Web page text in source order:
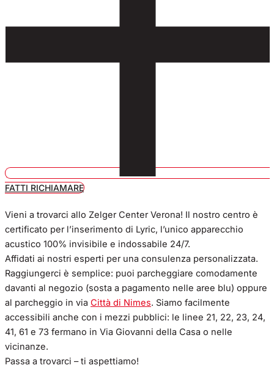
FATTI RICHIAMARE
Vieni a trovarci allo Zelger Center Verona! Il nostro centro è
certificato per l’inserimento di Lyric, l’unico apparecchio
acustico 100% invisibile e indossabile 24/7.
Affidati ai nostri esperti per una consulenza personalizzata.
Raggiungerci è semplice: puoi parcheggiare comodamente
davanti al negozio (sosta a pagamento nelle aree blu) oppure
al parcheggio in via Città di Nimes. Siamo facilmente
accessibili anche con i mezzi pubblici: le linee 21, 22, 23, 24,
41, 61 e 73 fermano in Via Giovanni della Casa o nelle
vicinanze.
Passa a trovarci – ti aspettiamo!